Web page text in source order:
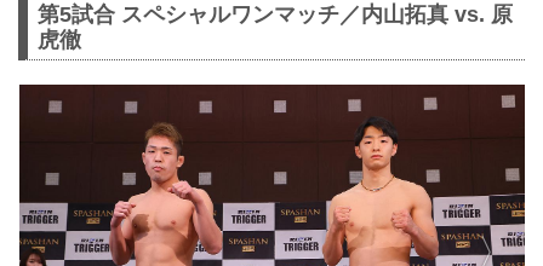
第5試合 スペシャルワンマッチ／内山拓真 vs. 原
虎徹